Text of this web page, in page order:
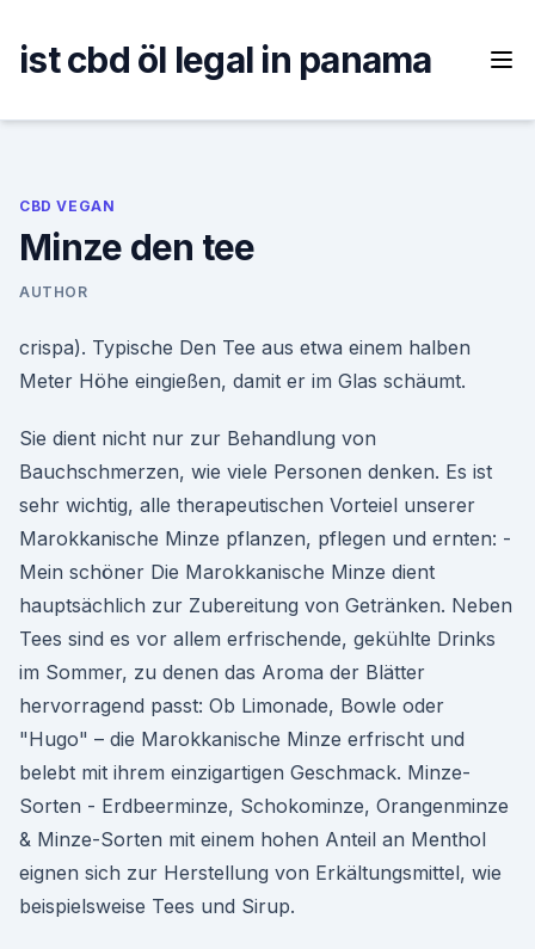
content
ist cbd öl legal in panama
CBD VEGAN
Minze den tee
AUTHOR
crispa). Typische Den Tee aus etwa einem halben
Meter Höhe eingießen, damit er im Glas schäumt.
Sie dient nicht nur zur Behandlung von
Bauchschmerzen, wie viele Personen denken. Es ist
sehr wichtig, alle therapeutischen Vorteiel unserer
Marokkanische Minze pflanzen, pflegen und ernten: -
Mein schöner Die Marokkanische Minze dient
hauptsächlich zur Zubereitung von Getränken. Neben
Tees sind es vor allem erfrischende, gekühlte Drinks
im Sommer, zu denen das Aroma der Blätter
hervorragend passt: Ob Limonade, Bowle oder
"Hugo" – die Marokkanische Minze erfrischt und
belebt mit ihrem einzigartigen Geschmack. Minze-
Sorten - Erdbeerminze, Schokominze, Orangenminze
& Minze-Sorten mit einem hohen Anteil an Menthol
eignen sich zur Herstellung von Erkältungsmittel, wie
beispielsweise Tees und Sirup.